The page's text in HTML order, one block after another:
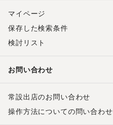
マイページ
保存した検索条件
検討リスト
お問い合わせ
常設出店のお問い合わせ
操作方法についての問い合わせ